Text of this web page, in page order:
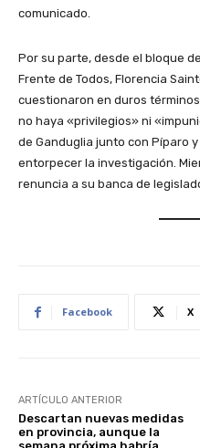
comunicado.
Por su parte, desde el bloque
Frente de Todos, Florencia
cuestionaron en duros
no haya «privilegios» ni
de Ganduglia junto con Píparo
entorpecer la investigación.
renuncia a su banca de
Facebook X
ARTÍCULO ANTERIOR
Descartan nuevas medidas
en provincia, aunque la